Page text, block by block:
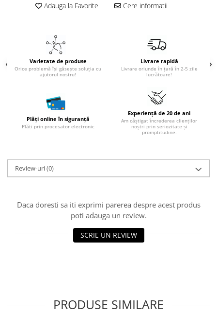
Adauga la Favorite Cere informatii
Varietate de produse
Orice problemă își găsește soluția cu
ajutorul nostru!
Livrare rapidă
Livrare oriunde în țară în 2-5 zile
lucrătoare!
Plăți online în siguranță
Plăți prin procesator electronic
Experiență de 20 de ani
Am câștigat încrederea clienților
noștri prin seriozitate și
promptitudine.
Review-uri(0)
Daca doresti sa iti exprimi parerea despre acest produs
poti adauga un review.
SCRIE UN REVIEW
PRODUSE SIMILARE